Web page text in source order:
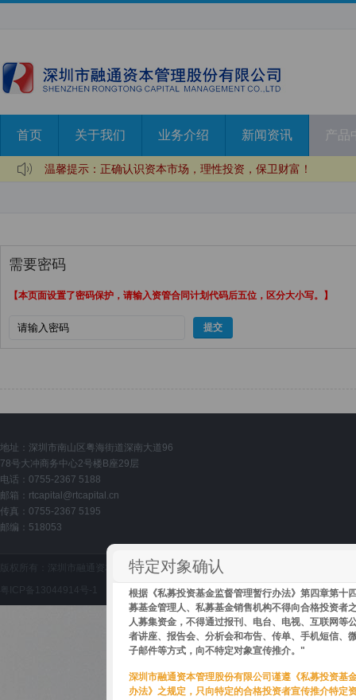
首页 关于我们 业务介绍 新闻资讯 产品
温馨提示：正确认识资本市场，理性投资，保卫财富！
需要密码
【本页面设置了密码保护，请输入资管合同计划代码后五位，区分大小写。】
提交
地址：深圳市南山区粤海街道深南大道96
78号大冲商务中心2号楼B座29层
电话：0755-2367 5188
邮箱： rtcapital@rtcapital.cn
传真：0755-2367 5195
邮编：518053
版权所有：深圳市融通资本管理股份有限公司 Copyright © 2015 www.rtcapital.cn
粤ICP备13044914号-1
特定对象确认
根据《私募投资基金监督管理暂行办法》第四章第十
募基金管理人、私募基金销售机构不得向合格投资者
人募集资金，不得通过报刊、电台、电视、互联网等
者讲座、报告会、分析会和布告、传单、手机短信、
子邮件等方式，向不特定对象宣传推介。"
深圳市融通资本管理股份有限公司谨遵《私募投资基
办法》之规定，只向特定的合格投资者宣传推介特定